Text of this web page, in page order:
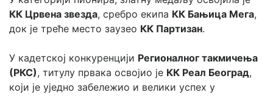
КК Црвена звезда, сребро екипа КК Бањица Мега,
док је треће место заузео КК Партизан.
У кадетској конкуренцији Регионалног такмичења
(РКС), титулу првака освојио је КК Реал Београд,
који је уједно забележио и велики успех у